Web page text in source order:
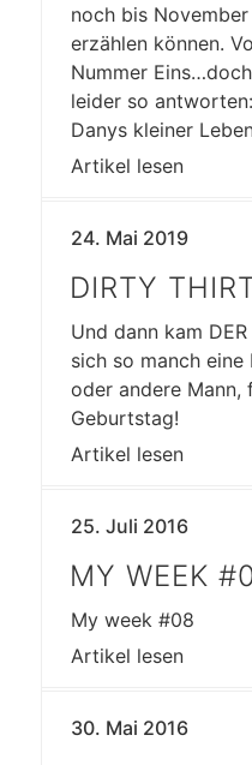
noch bis
erzählen können.
Nummer
leider so
Danys kleiner
Artikel lesen
24. Mai 2019
DIRTY
Und dann kam
sich so manch
oder andere Mann,
Geburtstag!
Artikel lesen
25. Juli 2016
MY WEEK
My week #08
Artikel lesen
30. Mai 2016